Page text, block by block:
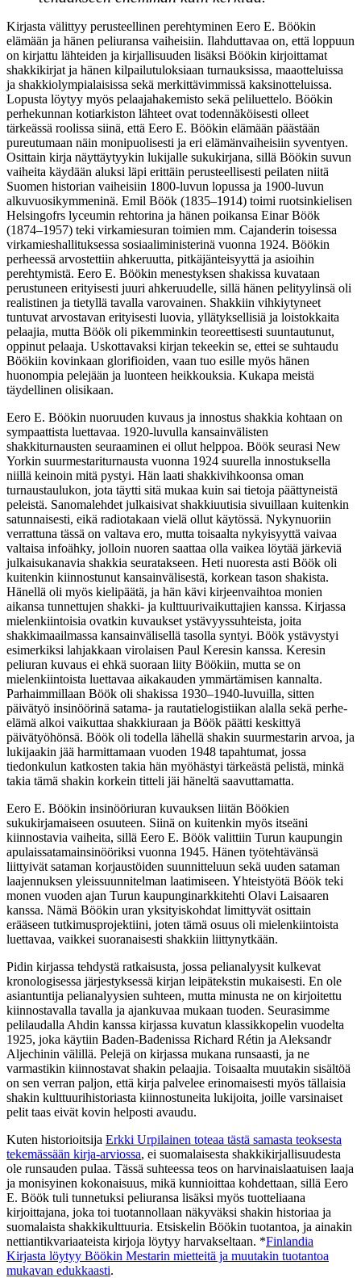
Kirjasta välittyy perusteellinen perehtyminen Eero E. Böökin
elämään ja hänen peliuransa vaiheisiin. Ilahduttavaa on, että loppuun
on kirjattu lähteiden ja kirjallisuuden lisäksi Böökin kirjoittamat
shakkikirjat ja hänen kilpailutuloksiaan turnauksissa, maaotteluissa
ja shakkiolympialaisissa sekä merkittävimmissä kaksinotteluissa.
Lopusta löytyy myös pelaajahakemisto sekä peliluettelo. Böökin
perhekunnan kotiarkiston lähteet ovat todennäköisesti olleet
tärkeässä roolissa siinä, että Eero E. Böökin elämään päästään
pureutumaan näin monipuolisesti ja eri elämänvaiheisiin syventyen.
Osittain kirja näyttäytyykin lukijalle sukukirjana, sillä Böökin suvun
vaiheita käydään aluksi läpi erittäin perusteellisesti peilaten niitä
Suomen historian vaiheisiin 1800-luvun lopussa ja 1900-luvun
alkuvuosikymmeninä. Emil Böök (1835–1914) toimi ruotsinkielisen
Helsingofrs lyceumin rehtorina ja hänen poikansa Einar Böök
(1874–1957) teki virkamiesuran toimien mm. Cajanderin toisessa
virkamieshallituksessa sosiaaliministerinä vuonna 1924. Böökin
perheessä arvostettiin ahkeruutta, pitkäjänteisyyttä ja asioihin
perehtymistä. Eero E. Böökin menestyksen shakissa kuvataan
perustuneen erityisesti juuri ahkeruudelle, sillä hänen pelityylinsä oli
realistinen ja tietyllä tavalla varovainen. Shakkiin vihkiytyneet
tuntuvat arvostavan erityisesti luovia, yllätyksellisiä ja loistokkaita
pelaajia, mutta Böök oli pikemminkin teoreettisesti suuntautunut,
oppinut pelaaja. Uskottavaksi kirjan tekeekin se, ettei se suhtaudu
Böökiin kovinkaan glorifioiden, vaan tuo esille myös hänen
huonompia pelejään ja luonteen heikkouksia. Kukapa meistä
täydellinen olisikaan.
Eero E. Böökin nuoruuden kuvaus ja innostus shakkia kohtaan on
sympaattista luettavaa. 1920-luvulla kansainvälisten
shakkiturnausten seuraaminen ei ollut helppoa. Böök seurasi New
Yorkin suurmestariturnausta vuonna 1924 suurella innostuksella
niillä keinoin mitä pystyi. Hän laati shakkivihkoonsa oman
turnaustaulukon, jota täytti sitä mukaa kuin sai tietoja päättyneistä
peleistä. Sanomalehdet julkaisivat shakkiuutisia sivuillaan kuitenkin
satunnaisesti, eikä radiotakaan vielä ollut käytössä. Nykynuoriin
verrattuna tässä on valtava ero, mutta toisaalta nykyisyyttä vaivaa
valtaisa infoähky, jolloin nuoren saattaa olla vaikea löytää järkeviä
julkaisukanavia shakkia seuratakseen. Heti nuoresta asti Böök oli
kuitenkin kiinnostunut kansainvälisestä, korkean tason shakista.
Hänellä oli myös kielipäätä, ja hän kävi kirjeenvaihtoa monien
aikansa tunnettujen shakki- ja kulttuurivaikuttajien kanssa. Kirjassa
mielenkiintoisia ovatkin kuvaukset ystävyyssuhteista, joita
shakkimaailmassa kansainvälisellä tasolla syntyi. Böök ystävystyi
esimerkiksi lahjakkaan virolaisen Paul Keresin kanssa. Keresin
peliuran kuvaus ei ehkä suoraan liity Böökiin, mutta se on
mielenkiintoista luettavaa aikakauden ymmärtämisen kannalta.
Parhaimmillaan Böök oli shakissa 1930–1940-luvuilla, sitten
päivätyö insinöörinä satama- ja rautatielogistiikan alalla sekä perhe-
elämä alkoi vaikuttaa shakkiuraan ja Böök päätti keskittyä
päivätyöhönsä. Böök oli todella lähellä shakin suurmestarin arvoa, ja
lukijaakin jää harmittamaan vuoden 1948 tapahtumat, jossa
tiedonkulun katkosten takia hän myöhästyi tärkeästä pelistä, minkä
takia tämä shakin korkein titteli jäi häneltä saavuttamatta.
Eero E. Böökin insinööriuran kuvauksen liitän Böökien
sukukirjamaiseen osuuteen. Siinä on kuitenkin myös itseäni
kiinnostavia vaiheita, sillä Eero E. Böök valittiin Turun kaupungin
apulaissatamainsinööriksi vuonna 1945. Hänen työtehtävänsä
liittyivät sataman korjaustöiden suunnitteluun sekä uuden sataman
laajennuksen yleissuunnitelman laatimiseen. Yhteistyötä Böök teki
monen vuoden ajan Turun kaupunginarkkitehti Olavi Laisaaren
kanssa. Nämä Böökin uran yksityiskohdat limittyvät osittain
erääseen tutkimusprojektiini, joten tämä osuus oli mielenkiintoista
luettavaa, vaikkei suoranaisesti shakkiin liittynytkään.
Pidin kirjassa tehdystä ratkaisusta, jossa pelianalyysit kulkevat
kronologisessa järjestyksessä kirjan leipätekstin mukaisesti. En ole
asiantuntija pelianalyysien suhteen, mutta minusta ne on kirjoitettu
kiinnostavalla tavalla ja ajankuvaa mukaan tuoden. Seurasimme
pelilaudalla Ahdin kanssa kirjassa kuvatun klassikkopelin vuodelta
1925, joka käytiin Baden-Badenissa Richard Rétin ja Aleksandr
Aljechinin välillä. Pelejä on kirjassa mukana runsaasti, ja ne
varmastikin kiinnostavat shakin pelaajia. Toisaalta muutakin sisältöä
on sen verran paljon, että kirja palvelee erinomaisesti myös tällaisia
shakin kulttuurihistoriasta kiinnostuneita lukijoita, joille varsinaiset
pelit taas eivät kovin helposti avaudu.
Kuten historioitsija Erkki Urpilainen toteaa tästä samasta teoksesta
tekemässään kirja-arviossa, ei suomalaisesta shakkikirjallisuudesta
ole runsauden pulaa. Tässä suhteessa teos on harvinaislaatuisen laaja
ja monisyinen kokonaisuus, mikä kunnioittaa kohdettaan, sillä Eero
E. Böök tuli tunnetuksi peliuransa lisäksi myös tuotteliaana
kirjoittajana, joka toi tuotannollaan näkyväksi shakin historiaa ja
suomalaista shakkikulttuuria. Etsiskelin Böökin tuotantoa, ja ainakin
nettiantikvariaateista kirjoja löytyy harvakseltaan. *Finlandia
Kirjasta löytyy Böökin Mestarin mietteitä ja muutakin tuotantoa
mukavan edukkaasti.